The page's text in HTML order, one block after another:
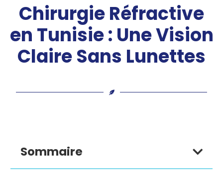
Chirurgie Réfractive
en Tunisie : Une Vision
Claire Sans Lunettes
Sommaire